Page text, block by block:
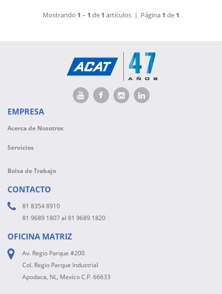
Mostrando 1 – 1 de 1 artículos | Página 1 de 1
EMPRESA
Acerca de Nosotros
Servicios
Bolsa de Trabajo
CONTACTO
81 8354 8910
81 9689 1807 al 81 9689 1820
OFICINA MATRIZ
Av. Regio Parque #200
Col. Regio Parque Industrial
Apodaca, NL, Mexíco C.P. 66633